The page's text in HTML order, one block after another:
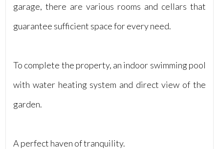
garage, there are various rooms and cellars that
guarantee sufficient space for every need.
To complete the property, an indoor swimming pool
with water heating system and direct view of the
garden.
A perfect haven of tranquility.